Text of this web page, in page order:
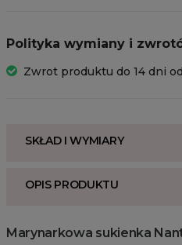
Polityka wymiany i
Zwrot produktu do 14 dni
SKŁAD I WYMIARY
OPIS PRODUKTU
Marynarkowa sukienka